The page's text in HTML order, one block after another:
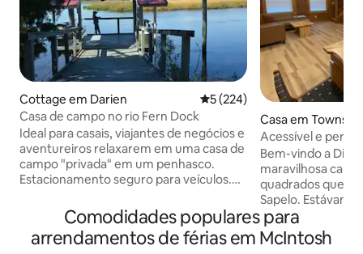
Cottage em Darien Classificação média de 5 em
5 (224)
Casa de campo no rio Fern Dock
Ideal para casais, viajantes de negócios e
aventureiros relaxarem em uma casa de
campo "privada" em um penhasco.
Estacionamento seguro para veículos.
um livro, pesque, observe pássaros,
deite-se em uma rede ou faça alguma
pesca de caranguejo. Jante e visite
Casa em
Acessível e perto
Welcome!
Bem-vindo a
maravilhosa
quadrados que
Sapelo.
na interestadual
Georgia e somos
a meio do
Comodidades populares para
arrendamentos de férias em McIntosh